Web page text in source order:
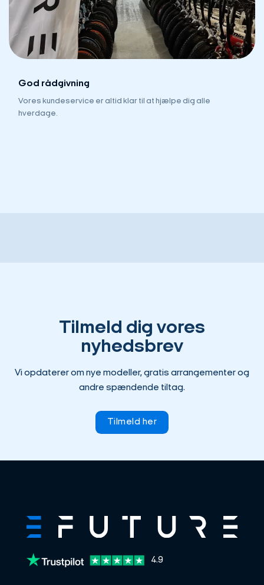
God rådgivning
Vores kundeservice er altid klar til at hjælpe dig alle
hverdage.
Tilmeld dig vores
nyhedsbrev
Vi opdaterer om nye modeller, gratis arrangementer og
andre spændende tiltag.
Tilmeld her
4.9